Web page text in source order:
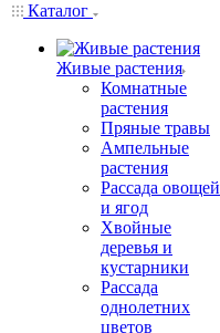
Каталог
Живые растения
Комнатные
растения
Пряные травы
Ампельные
растения
Рассада овощей
и ягод
Хвойные
деревья и
кустарники
Рассада
однолетних
цветов